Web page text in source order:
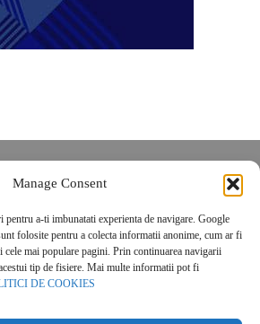
Manage Consent
a-ti imbunatati experienta de navigare. Google
folosite pentru a colecta informatii anonime, cum ar fi
mai populare pagini. Prin continuarea navigarii
tip de fisiere. Mai multe informatii pot fi
DE COOKIES